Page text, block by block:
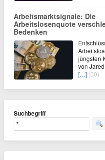
Arbeitsmarktsignale: Die
Arbeitslosenquote
Bedenken
jüngsten
von
[…] (00)
Suchbegriff